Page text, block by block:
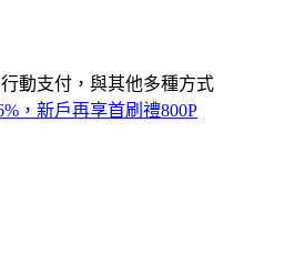
動支付，與其他多種方式
，新戶再享首刷禮800P